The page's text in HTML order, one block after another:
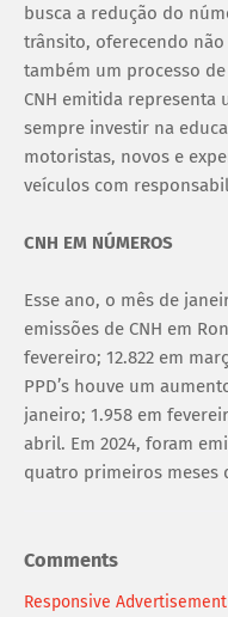
busca a redução do
trânsito, oferecendo
também um processo
CNH emitida representa
sempre investir na
motoristas, novos e
veículos com
CNH EM NÚMEROS
Esse ano, o mês de
emissões de CNH em
fevereiro; 12.822 em
PPD’s houve um
janeiro; 1.958 em
abril. Em 2024, foram
quatro primeiros meses
Comments
Responsive Advertisement